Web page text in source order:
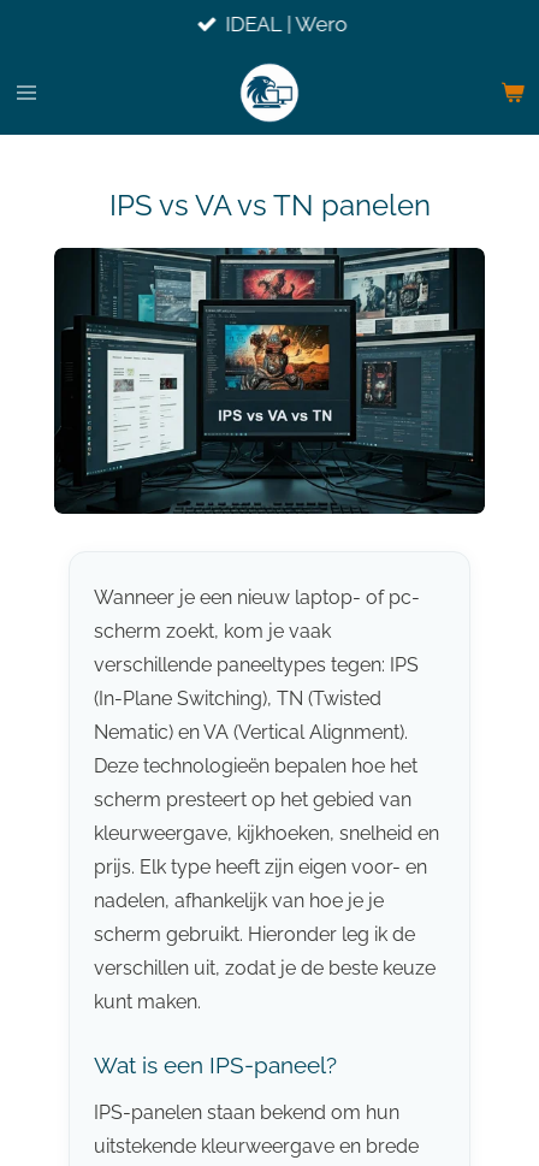
naar
IDEAL | Wero
IPS vs VA vs TN panelen
Wanneer je een nieuw laptop- of pc-
scherm zoekt, kom je vaak
verschillende paneeltypes tegen: IPS
(In-Plane Switching), TN (Twisted
Nematic) en VA (Vertical Alignment).
Deze technologieën bepalen hoe het
scherm presteert op het gebied van
kleurweergave, kijkhoeken, snelheid en
prijs. Elk type heeft zijn eigen voor- en
nadelen, afhankelijk van hoe je je
scherm gebruikt. Hieronder leg ik de
verschillen uit, zodat je de beste keuze
kunt maken.
Wat is een IPS-paneel?
IPS-panelen staan bekend om hun
uitstekende kleurweergave en brede